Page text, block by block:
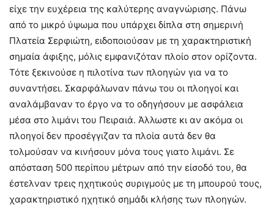
είχε την ευχέρεια της καλύτερης αναγνώρισης. Πάνω
από το μικρό ύψωμα που υπάρχει δίπλα στη σημερινή
Πλατεία Σερφιώτη, ειδοποιούσαν με τη χαρακτηριστική
σημαία άφιξης, μόλις εμφανιζόταν πλοίο στον ορίζοντα.
Τότε ξεκινούσε η πιλοτίνα των πλοηγών για να το
συναντήσει. Σκαρφάλωναν πάνω του οι πλοηγοί και
αναλάμβαναν το έργο να το οδηγήσουν με ασφάλεια
μέσα στο λιμάνι του Πειραιά. Άλλωστε κι αν ακόμα οι
πλοηγοί δεν προσέγγιζαν τα πλοία αυτά δεν θα
τολμούσαν να κινήσουν μόνα τους γιατο λιμάνι. Σε
απόσταση 500 περίπου μέτρων από την είσοδό του, θα
έστελναν τρεις ηχητικούς συριγμούς με τη μπουρού τους,
χαρακτηριστικό ηχητικό σημάδι κλήσης των πλοηγών.